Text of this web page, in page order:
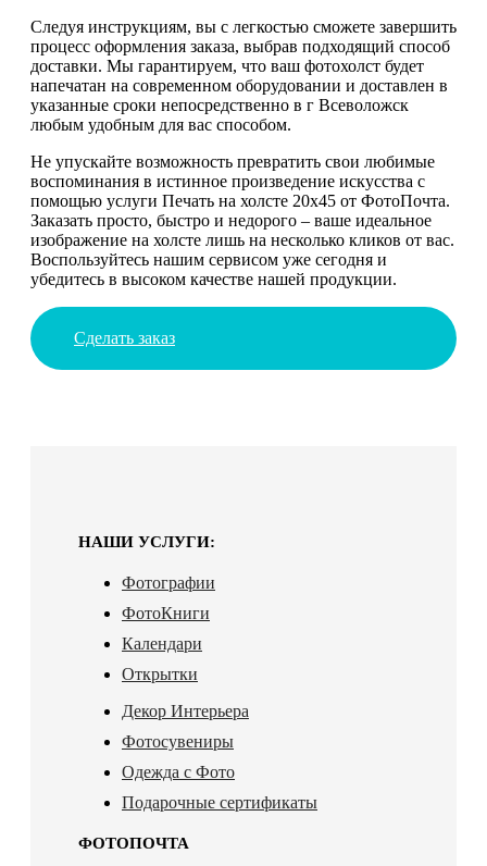
Следуя инструкциям, вы с легкостью сможете завершить
процесс оформления заказа, выбрав подходящий способ
доставки. Мы гарантируем, что ваш фотохолст будет
напечатан на современном оборудовании и доставлен в
указанные сроки непосредственно в г Всеволожск
любым удобным для вас способом.
Не упускайте возможность превратить свои любимые
воспоминания в истинное произведение искусства с
помощью услуги Печать на холсте 20х45 от ФотоПочта.
Заказать просто, быстро и недорого – ваше идеальное
изображение на холсте лишь на несколько кликов от вас.
Воспользуйтесь нашим сервисом уже сегодня и
убедитесь в высоком качестве нашей продукции.
Сделать заказ
НАШИ УСЛУГИ:
Фотографии
ФотоКниги
Календари
Открытки
Декор Интерьера
Фотосувениры
Одежда с Фото
Подарочные сертификаты
ФОТОПОЧТА